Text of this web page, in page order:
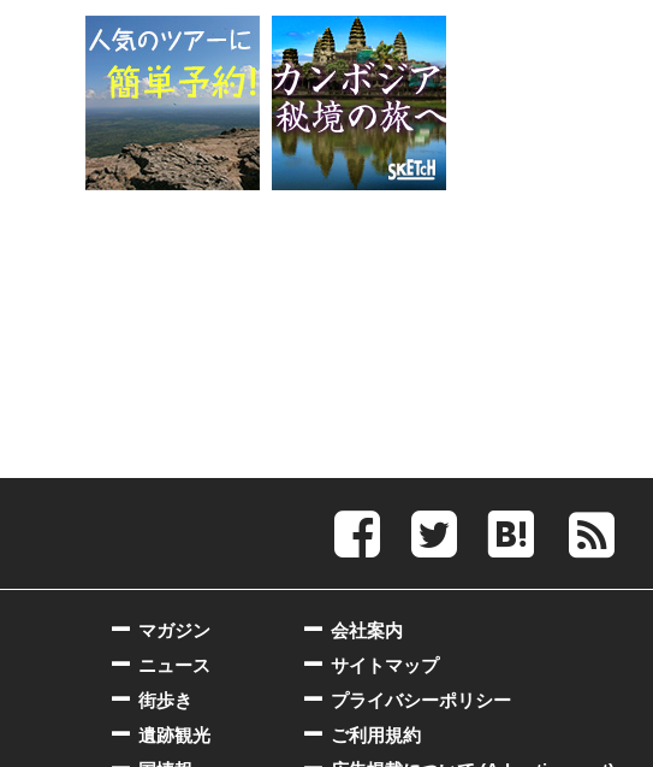
会社案内
サイトマップ
プライバシーポリシー
ご利用規約
マガジン
ニュース
街歩き
遺跡観光